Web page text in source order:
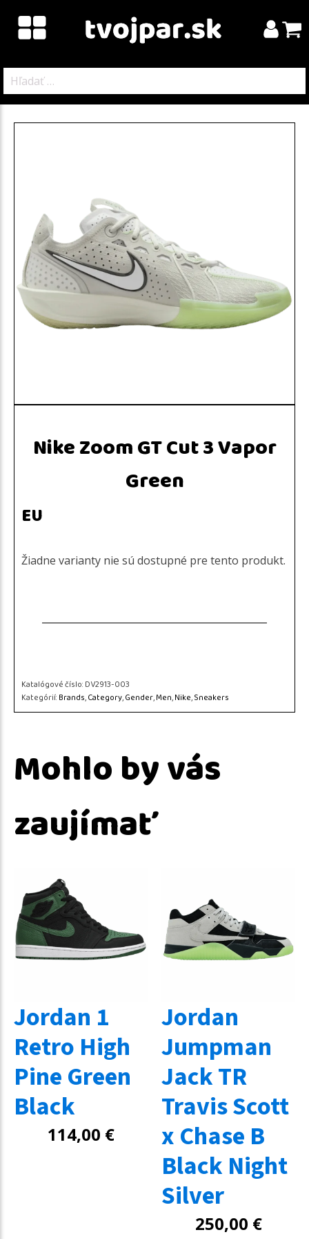
Nike Zoom GT Cut 3 Vapor
Green
EU
Žiadne varianty nie sú dostupné pre tento produkt.
Katalógové číslo:DV2913-003
Kategórií:Brands,Category,Gender,Men,Nike,Sneakers
Mohlo by vás
zaujímať
Jordan 1
Retro High
Pine Green
Black
114,00 €
Jordan
Jumpman
Jack TR
Travis Scott
x Chase B
Black Night
Silver
250,00 €